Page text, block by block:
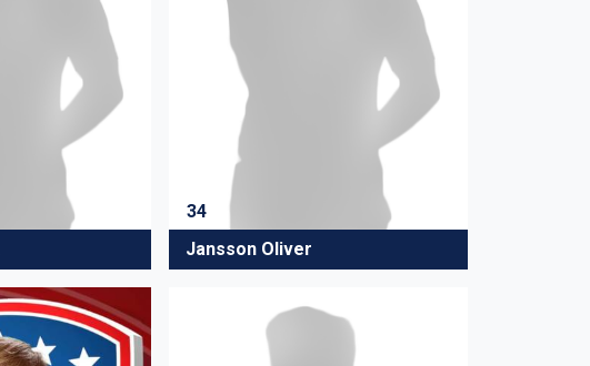
34
Jansson Oliver